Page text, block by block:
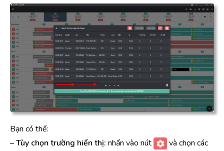
Bạn có thể:
– Tùy chọn trường hiển thị: nhấn vào nút
và chọn các